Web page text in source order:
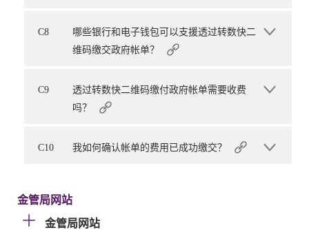
C8
哪些银行和电子钱包可以支援透过转数快二
维码缴交政府帐单？
C9
透过转数快二维码缴付政府帐单需要收费
吗？
C10 我如何确认帐单的费用已成功缴交？
金管局网站
金管局网站